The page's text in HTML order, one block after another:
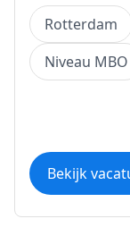
Rotterdam
Niveau MBO
Bekijk